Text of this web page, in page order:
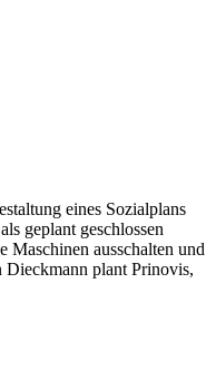
eines Sozialplans
geplant geschlossen
ausschalten und
Dieckmann plant Prinovis,